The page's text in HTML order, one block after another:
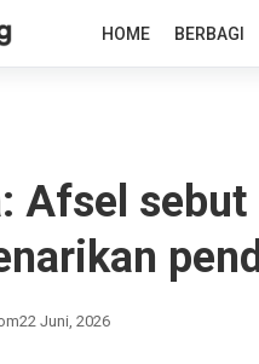
HOME BERBAGI
Afsel
22 Juni, 2026